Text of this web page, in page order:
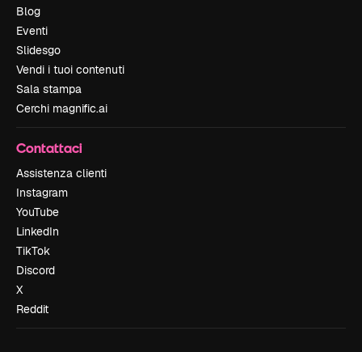
Blog
Eventi
Slidesgo
Vendi i tuoi contenuti
Sala stampa
Cerchi magnific.ai
Contattaci
Assistenza clienti
Instagram
YouTube
LinkedIn
TikTok
Discord
X
Reddit